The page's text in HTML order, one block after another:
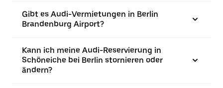
Gibt es Audi-Vermietungen in Berlin
Brandenburg Airport?
Kann ich meine Audi-Reservierung in
Schöneiche bei Berlin stornieren oder
ändern?